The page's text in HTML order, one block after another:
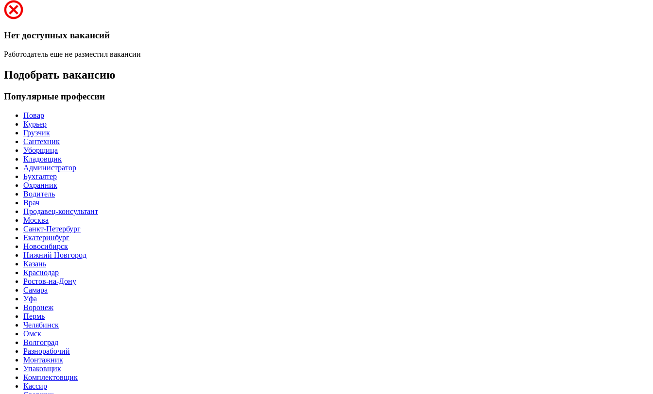
Нет доступных вакансий
Работодатель еще не разместил вакансии
Подобрать вакансию
Популярные профессии
Повар
Курьер
Грузчик
Сантехник
Уборщица
Кладовщик
Администратор
Бухгалтер
Охранник
Водитель
Врач
Продавец-консультант
Москва
Санкт-Петербург
Екатеринбург
Новосибирск
Нижний Новгород
Казань
Краснодар
Ростов-на-Дону
Самара
Уфа
Воронеж
Пермь
Челябинск
Омск
Волгоград
Разнорабочий
Монтажник
Упаковщик
Комплектовщик
Кассир